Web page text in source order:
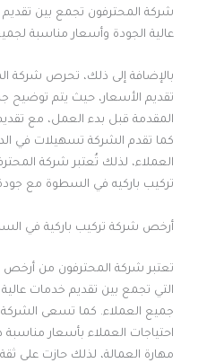
شركة المحترفون تجمع بين
عالية الجودة وأسعار مناسبة
بالإضافة إلى ذلك، تحرص شركة
تقديم الأسعار، حيث يتم توضيح
المقدمة قبل بدء العمل، مع
كما تقدم الشركة تسهيلات في
العملاء، لذلك تُعتبر شركة
تركيب باركيه في السطوة مع
أرخص شركة تركيب باركية في
تعتبر شركة المحترفون من
التي تجمع بين تقديم خدمات
جميع العملاء. كما تسعى الشركة
احتياجات العملاء بأسعار
مهارة العمالة، لذلك حازت على